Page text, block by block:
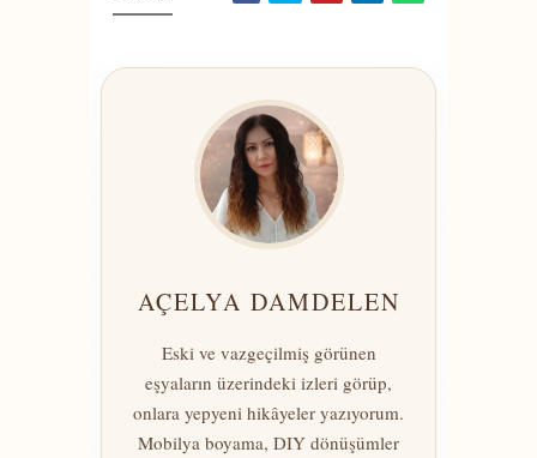
AÇELYA DAMDELEN
Eski ve vazgeçilmiş görünen
eşyaların üzerindeki izleri görüp,
onlara yepyeni hikâyeler yazıyorum.
Mobilya boyama, DIY dönüşümler